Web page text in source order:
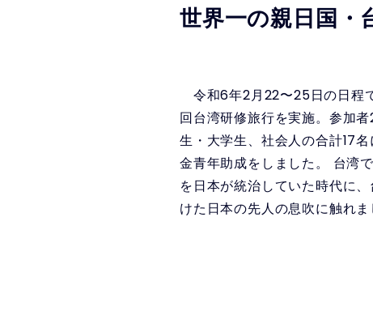
世界一の親日国・
令和6年2月22〜25日の日程
回台湾研修旅行を実施。参加
生・大学生、社会人の合計17
金青年助成をしました。 台湾
を日本が統治していた時代に
けた日本の先人の息吹に触れま